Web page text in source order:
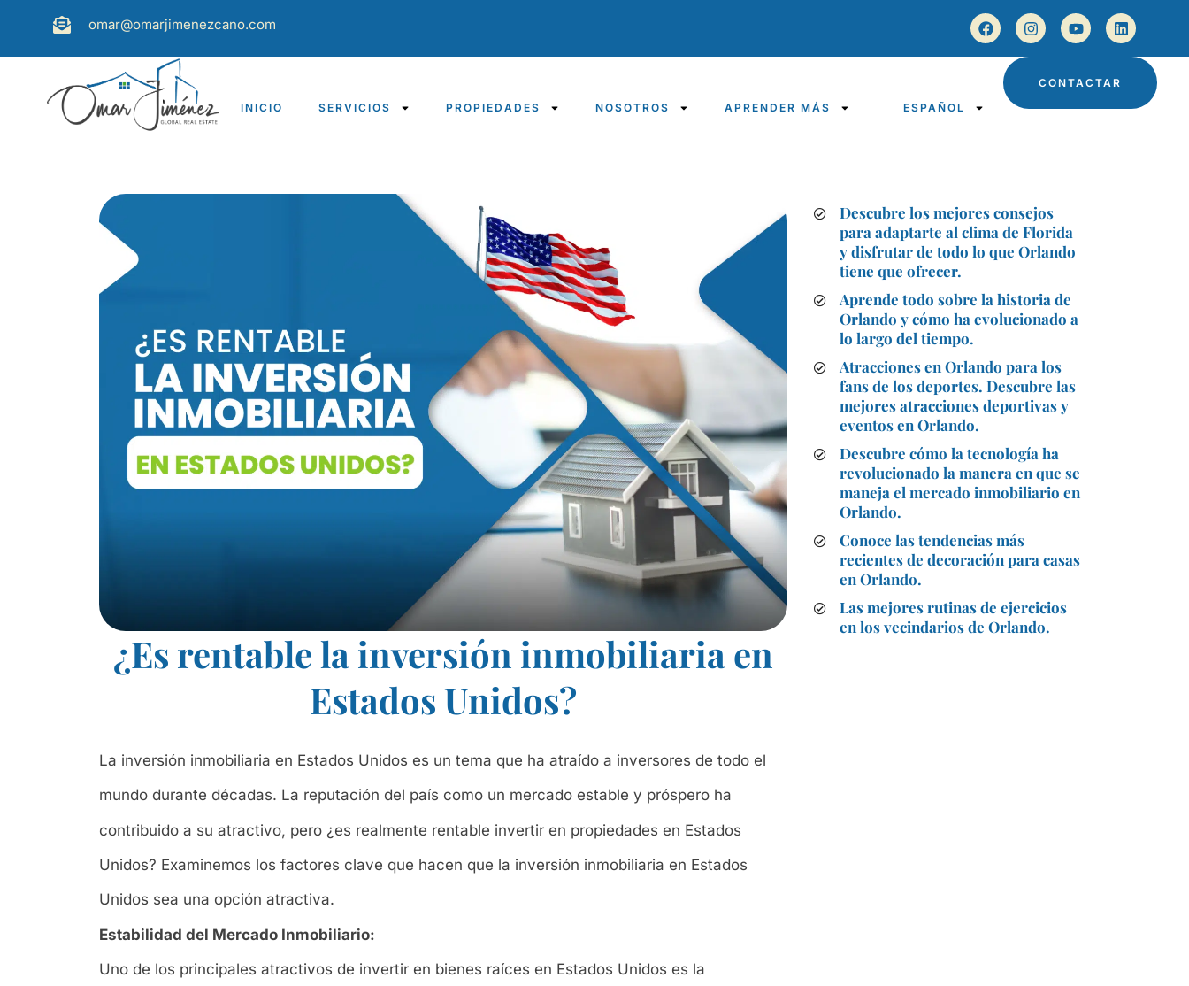
omar@omarjimenezcano.com
INICIO SERVICIOS PROPIEDADES NOSOTROS APRENDER MÁS ESPAÑOL
CONTACTAR
¿Es rentable la inversión inmobiliaria en
Estados Unidos?
La inversión inmobiliaria en Estados Unidos es un tema que ha atraído a inversores de todo el
mundo durante décadas. La reputación del país como un mercado estable y próspero ha
contribuido a su atractivo, pero ¿es realmente rentable invertir en propiedades en Estados
Unidos? Examinemos los factores clave que hacen que la inversión inmobiliaria en Estados
Unidos sea una opción atractiva.
Estabilidad del Mercado Inmobiliario:
Uno de los principales atractivos de invertir en bienes raíces en Estados Unidos es la
Descubre los mejores consejos
para adaptarte al clima de Florida
y disfrutar de todo lo que Orlando
tiene que ofrecer.
Aprende todo sobre la historia de
Orlando y cómo ha evolucionado a
lo largo del tiempo.
Atracciones en Orlando para los
fans de los deportes. Descubre las
mejores atracciones deportivas y
eventos en Orlando.
Descubre cómo la tecnología ha
revolucionado la manera en que se
maneja el mercado inmobiliario en
Orlando.
Conoce las tendencias más
recientes de decoración para casas
en Orlando.
Las mejores rutinas de ejercicios
en los vecindarios de Orlando.